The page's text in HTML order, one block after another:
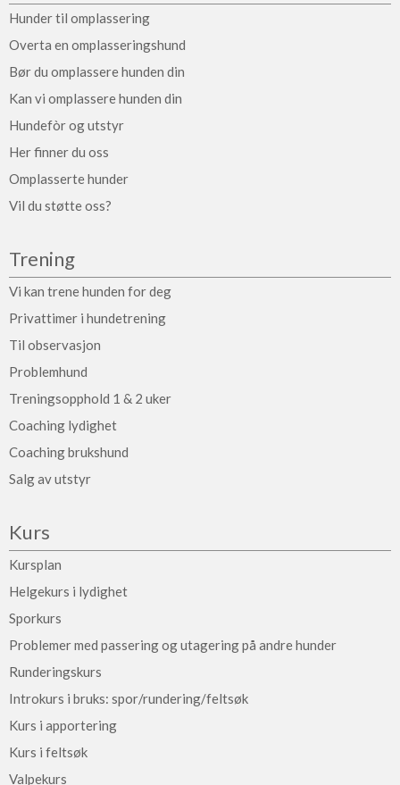
Hunder til omplassering
Overta en omplasseringshund
Bør du omplassere hunden din
Kan vi omplassere hunden din
Hundefòr og utstyr
Her finner du oss
Omplasserte hunder
Vil du støtte oss?
Trening
Vi kan trene hunden for deg
Privattimer i hundetrening
Til observasjon
Problemhund
Treningsopphold 1 & 2 uker
Coaching lydighet
Coaching brukshund
Salg av utstyr
Kurs
Kursplan
Helgekurs i lydighet
Sporkurs
Problemer med passering og utagering på andre hunder
Runderingskurs
Introkurs i bruks: spor/rundering/feltsøk
Kurs i apportering
Kurs i feltsøk
Valpekurs